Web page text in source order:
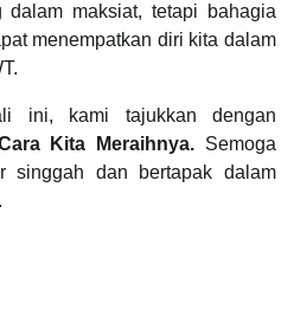
dalam maksiat, tetapi bahagia
menempatkan diri kita dalam
ini, kami tajukkan dengan
Kita Meraihnya. Semoga
singgah dan bertapak dalam